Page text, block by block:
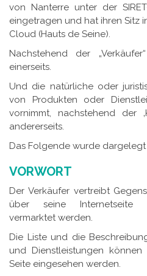
von Nanterre unter der
eingetragen und hat ihren Sitz
Cloud (Hauts de Seine).
Nachstehend der
einerseits.
Und die natürliche oder
von Produkten oder
vornimmt, nachstehend der
andererseits.
Das Folgende wurde
VORWORT
Der Verkäufer vertreibt
über seine Internetseite
vermarktet werden.
Die Liste und die
und Dienstleistungen
Seite eingesehen werden.